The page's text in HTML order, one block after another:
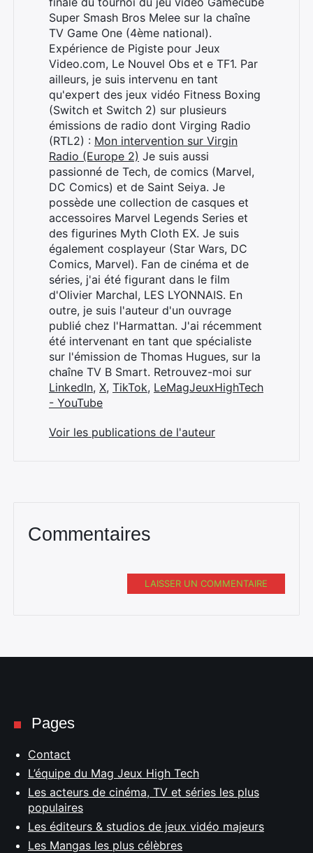
Super Smash Bros Melee sur la chaîne
TV Game One (4ème national).
Expérience de Pigiste pour Jeux
Video.com, Le Nouvel Obs et e TF1. Par
ailleurs, je suis intervenu en tant
qu'expert des jeux vidéo Fitness Boxing
(Switch et Switch 2) sur plusieurs
émissions de radio dont Virging Radio
(RTL2) : Mon intervention sur Virgin
Radio (Europe 2) Je suis aussi
passionné de Tech, de comics (Marvel,
DC Comics) et de Saint Seiya. Je
possède une collection de casques et
accessoires Marvel Legends Series et
des figurines Myth Cloth EX. Je suis
également cosplayeur (Star Wars, DC
Comics, Marvel). Fan de cinéma et de
séries, j'ai été figurant dans le film
d'Olivier Marchal, LES LYONNAIS. En
outre, je suis l'auteur d'un ouvrage
publié chez l'Harmattan. J'ai récemment
été intervenant en tant que spécialiste
sur l'émission de Thomas Hugues, sur la
chaîne TV B Smart. Retrouvez-moi sur
LinkedIn, X, TikTok, LeMagJeuxHighTech
- YouTube
Voir les publications de l'auteur
Commentaires
LAISSER UN COMMENTAIRE
Pages
Contact
L’équipe du Mag Jeux High Tech
Les acteurs de cinéma, TV et séries les plus
populaires
Les éditeurs & studios de jeux vidéo majeurs
Les Mangas les plus célèbres
Rechercher
: